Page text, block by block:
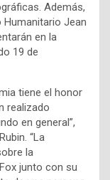
Además,
Humanitario Jean
en la
19 de
tiene el honor
realizado
en general”,
“La
la
junto con su